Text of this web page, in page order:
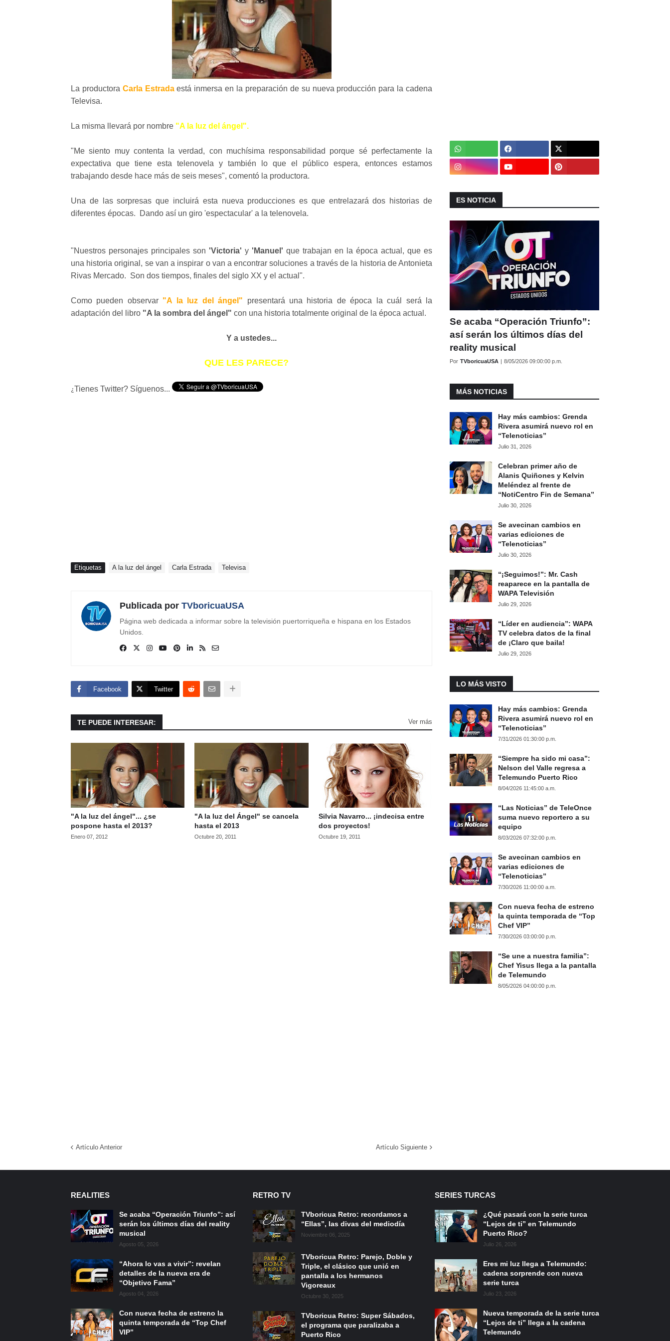
La productora Carla Estradaestá inmersa en la preparación de su nueva producción para la cadena
Televisa.
La misma llevará por nombre "A la luz del ángel".
"Me siento muy contenta la verdad, con muchísima responsabilidad porque sé perfectamente la
expectativa que tiene esta telenovela y también lo que el público espera, entonces estamos
trabajando desde hace más de seis meses", comentó la productora.
Una de las sorpresas que incluirá esta nueva producciones es que entrelazará dos historias de
diferentes épocas. Dando así un giro 'espectacular' a la telenovela.
"Nuestros personajes principales son 'Victoria' y 'Manuel' que trabajan en la época actual, que es
una historia original, se van a inspirar o van a encontrar soluciones a través de la historia de Antonieta
Rivas Mercado. Son dos tiempos, finales del siglo XX y el actual".
Como pueden observar "A la luz del ángel" presentará una historia de época la cuál será la
adaptación del libro "A la sombra del ángel" con una historia totalmente original de la época actual.
Y a ustedes...
QUE LES PARECE?
¿Tienes Twitter? Síguenos...
Etiquetas A la luz del ángel Carla Estrada Televisa
Publicada por TVboricuaUSA
Página web dedicada a informar sobre la televisión puertorriqueña e hispana en los Estados
Unidos.
Facebook Twitter
TE PUEDE INTERESAR: Ver más
"A la luz del ángel"... ¿se
pospone hasta el 2013?
Enero 07, 2012
"A la luz del Ángel" se cancela
hasta el 2013
Octubre 20, 2011
Silvia Navarro... ¡indecisa entre
dos proyectos!
Octubre 19, 2011
Artículo Anterior Artículo Siguiente
ES NOTICIA
Se acaba “Operación Triunfo”:
así serán los últimos días del
reality musical
Por TVboricuaUSA | 8/05/2026 09:00:00 p.m.
MÁS NOTICIAS
Hay más cambios: Grenda
Rivera asumirá nuevo rol en
“Telenoticias”
Julio 31, 2026
Celebran primer año de
Alanis Quiñones y Kelvin
Meléndez al frente de
“NotiCentro Fin de Semana”
Julio 30, 2026
Se avecinan cambios en
varias ediciones de
“Telenoticias”
Julio 30, 2026
“¡Seguimos!”: Mr. Cash
reaparece en la pantalla de
WAPA Televisión
Julio 29, 2026
“Líder en audiencia”: WAPA
TV celebra datos de la final
de ¡Claro que baila!
Julio 29, 2026
LO MÁS VISTO
Hay más cambios: Grenda
Rivera asumirá nuevo rol en
“Telenoticias”
7/31/2026 01:30:00 p.m.
“Siempre ha sido mi casa”:
Nelson del Valle regresa a
Telemundo Puerto Rico
8/04/2026 11:45:00 a.m.
“Las Noticias” de TeleOnce
suma nuevo reportero a su
equipo
8/03/2026 07:32:00 p.m.
Se avecinan cambios en
varias ediciones de
“Telenoticias”
7/30/2026 11:00:00 a.m.
Con nueva fecha de estreno
la quinta temporada de “Top
Chef VIP”
7/30/2026 03:00:00 p.m.
“Se une a nuestra familia”:
Chef Yisus llega a la pantalla
de Telemundo
8/05/2026 04:00:00 p.m.
REALITIES
Se acaba “Operación Triunfo”: así
serán los últimos días del reality
musical
Agosto 05, 2026
“Ahora lo vas a vivir”: revelan
detalles de la nueva era de
“Objetivo Fama”
Agosto 04, 2026
Con nueva fecha de estreno la
quinta temporada de “Top Chef
VIP”
RETRO TV
TVboricua Retro: recordamos a
“Ellas”, las divas del mediodía
Noviembre 06, 2025
TVboricua Retro: Parejo, Doble y
Triple, el clásico que unió en
pantalla a los hermanos
Vigoreaux
Octubre 30, 2025
TVboricua Retro: Super Sábados,
el programa que paralizaba a
Puerto Rico
SERIES TURCAS
¿Qué pasará con la serie turca
“Lejos de ti” en Telemundo
Puerto Rico?
Julio 26, 2026
Eres mi luz llega a Telemundo:
cadena sorprende con nueva
serie turca
Julio 23, 2026
Nueva temporada de la serie turca
“Lejos de ti” llega a la cadena
Telemundo